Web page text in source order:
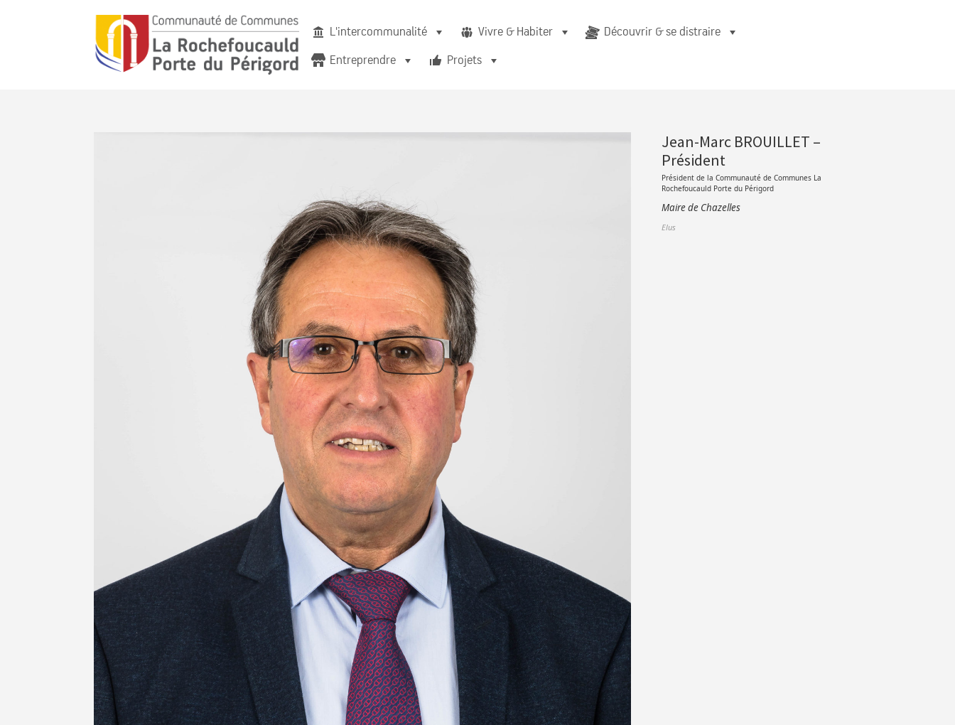
L'intercommunalité Vivre & Habiter
Découvrir & se distraire
Entreprendre
Projets
Jean-Marc BROUILLET –
Président
Président de la Communauté de Communes La
Rochefoucauld Porte du Périgord
Maire de Chazelles
Elus